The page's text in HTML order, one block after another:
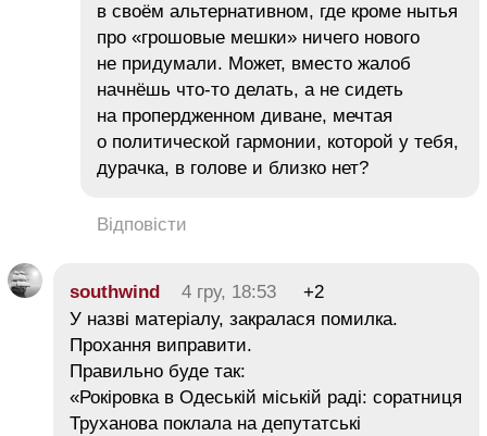
в своём альтернативном, где кроме нытья
про «грошовые мешки» ничего нового
не придумали. Может, вместо жалоб
начнёшь что-то делать, а не сидеть
на пропердженном диване, мечтая
о политической гармонии, которой у тебя,
дурачка, в голове и близко нет?
Відповісти
southwind 4 гру, 18:53
+2
У назві матеріалу, закралася помилка.
Прохання виправити.
Правильно буде так:
«Рокіровка в Одеській міській раді: соратниця
Труханова поклала на депутатські